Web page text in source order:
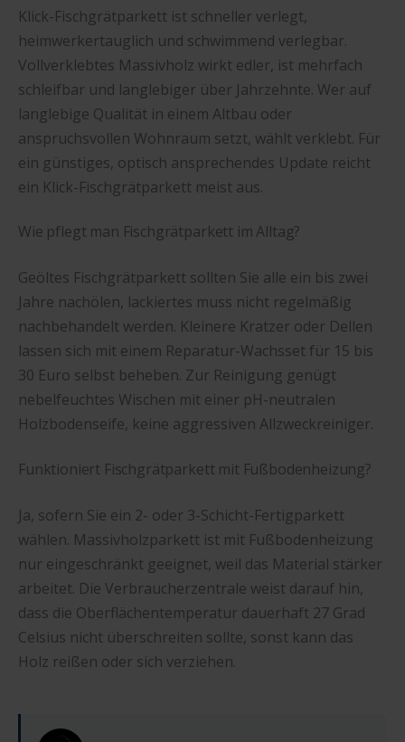
Klick-Fischgrätparkett ist schneller verlegt,
heimwerkertauglich und schwimmend verlegbar.
Vollverklebtes Massivholz wirkt edler, ist mehrfach
schleifbar und langlebiger über Jahrzehnte. Wer auf
langlebige Qualität in einem Altbau oder
anspruchsvollen Wohnraum setzt, wählt verklebt. Für
ein günstiges, optisch ansprechendes Update reicht
ein Klick-Fischgrätparkett meist aus.
Wie pflegt man Fischgrätparkett im Alltag?
Geöltes Fischgrätparkett sollten Sie alle ein bis zwei
Jahre nachölen, lackiertes muss nicht regelmäßig
nachbehandelt werden. Kleinere Kratzer oder Dellen
lassen sich mit einem Reparatur-Wachsset für 15 bis
30 Euro selbst beheben. Zur Reinigung genügt
nebelfeuchtes Wischen mit einer pH-neutralen
Holzbodenseife, keine aggressiven Allzweckreiniger.
Funktioniert Fischgrätparkett mit Fußbodenheizung?
Ja, sofern Sie ein 2- oder 3-Schicht-Fertigparkett
wählen. Massivholzparkett ist mit Fußbodenheizung
nur eingeschränkt geeignet, weil das Material stärker
arbeitet. Die Verbraucherzentrale weist darauf hin,
dass die Oberflächentemperatur dauerhaft 27 Grad
Celsius nicht überschreiten sollte, sonst kann das
Holz reißen oder sich verziehen.